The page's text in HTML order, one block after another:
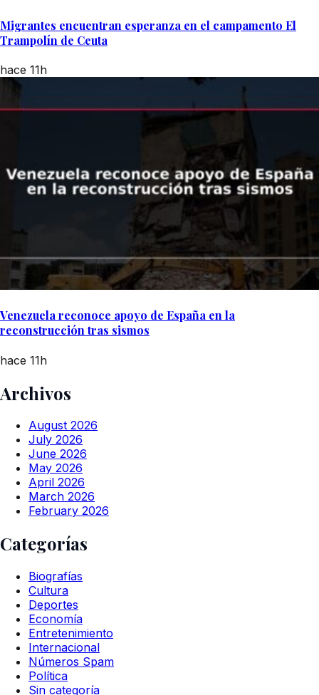
Migrantes encuentran esperanza en el campamento El
Trampolín de Ceuta
hace 11h
Venezuela reconoce apoyo de España en la
reconstrucción tras sismos
hace 11h
Archivos
August 2026
July 2026
June 2026
May 2026
April 2026
March 2026
February 2026
Categorías
Biografías
Cultura
Deportes
Economía
Entretenimiento
Internacional
Números Spam
Política
Sin categoría